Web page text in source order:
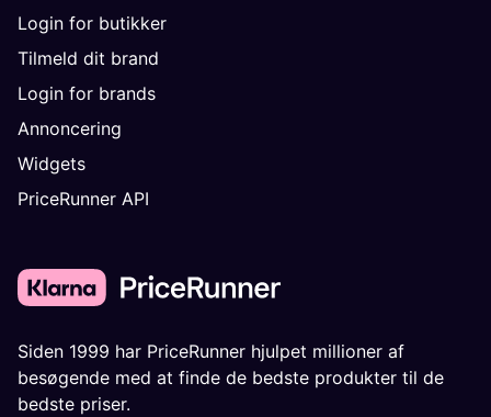
Login for butikker
Tilmeld dit brand
Login for brands
Annoncering
Widgets
PriceRunner API
Siden 1999 har PriceRunner hjulpet millioner af
besøgende med at finde de bedste produkter til de
bedste priser.